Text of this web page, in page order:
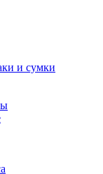
и сумки